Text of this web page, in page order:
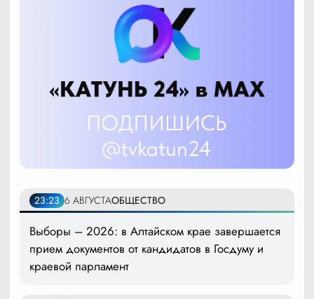
23:23 6 АВГУСТАОБЩЕСТВО
Выборы – 2026: в Алтайском крае завершается
прием документов от кандидатов в Госдуму и
краевой парламент